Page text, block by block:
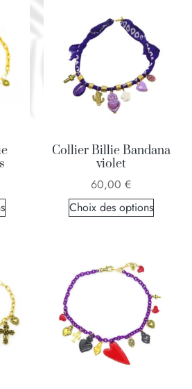
Collier Billie Bandana
violet
60,00 €
Choix des options